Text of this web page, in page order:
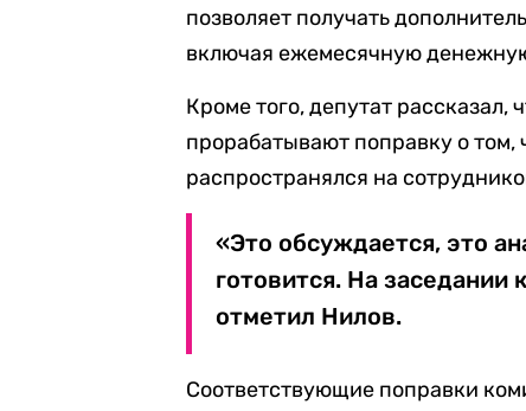
позволяет получать
включая ежемесячную
Кроме того, депутат
прорабатывают поправку о том,
распространялся на
«Это обсуждается, это
готовится. На
отметил Нилов.
Соответствующие поправки